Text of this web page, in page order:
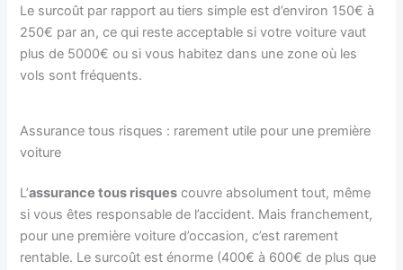
Le surcoût par rapport au tiers simple est d’environ 150€ à
250€ par an, ce qui reste acceptable si votre voiture vaut
plus de 5000€ ou si vous habitez dans une zone où les
vols sont fréquents.
Assurance tous risques : rarement utile pour une première
voiture
L’assurance tous risques couvre absolument tout, même
si vous êtes responsable de l’accident. Mais franchement,
pour une première voiture d’occasion, c’est rarement
rentable. Le surcoût est énorme (400€ à 600€ de plus que